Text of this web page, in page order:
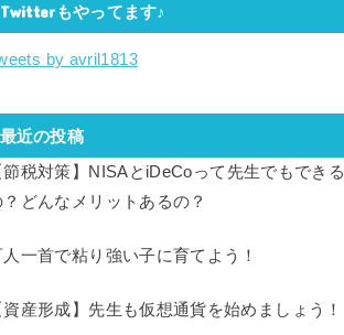
Twitterもやってます♪
by avril1813
最近の投稿
節税対策】NISAとiDeCoって先生でもできる
？どんなメリットあるの？
人一首で粘り強い子に育てよう！
資産形成】先生も仮想通貨を始めましょう！